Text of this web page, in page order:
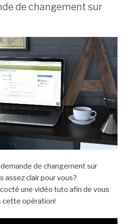
de changement sur
de changement sur
assez clair pour vous?
une vidéo tuto afin de vous
cette opération!